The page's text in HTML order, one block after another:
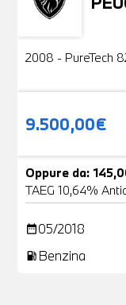
Usato
2008 - PureTech
9.500,00€
Oppure da:
TAEG 10,64%
date_range05/2018
local_gas_station Benzina